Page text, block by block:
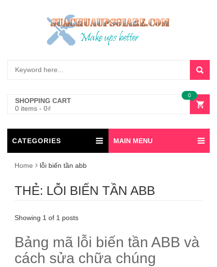
SHOPPING CART
0 items - 0₫
0
CATEGORIES MAIN MENU
Home lỗi biến tần abb
THẺ: LỖI BIẾN TẦN ABB
Showing 1 of 1 posts
Bảng mã lỗi biến tần ABB và
cách sửa chữa chúng